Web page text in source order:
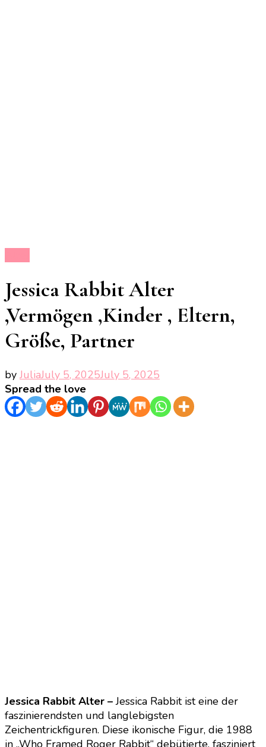
Jessica Rabbit Alter
,Vermögen ,Kinder , Eltern,
Größe, Partner
byJuliaJuly 5, 2025July 5, 2025
Spread the love
Jessica Rabbit Alter –Jessica Rabbit ist eine der
faszinierendsten und langlebigsten
Zeichentrickfiguren. Diese ikonische Figur, die 1988
in „Who Framed Roger Rabbit“ debütierte, fasziniert